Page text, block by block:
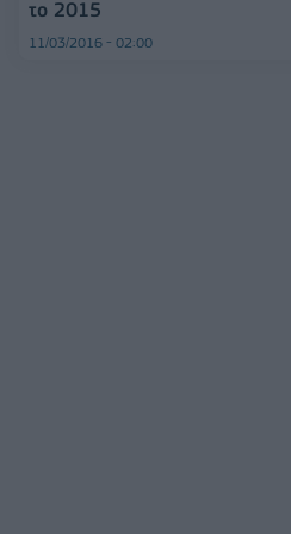
το 2015
11/03/2016 - 02:00